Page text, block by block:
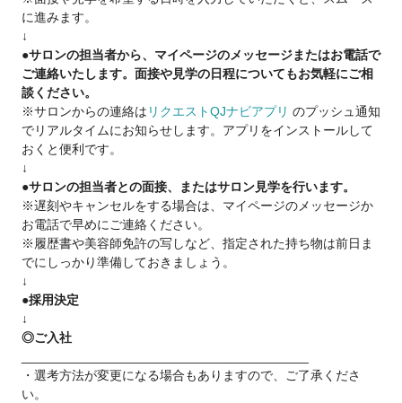
＊トップスタイリスト
報酬95万円／入客220名
＊新人スタイリスト
報酬35万円／入客150名
●賞与年2回（7月／12月）
総指名売上の3％＋業績により還元
●ビューティーアワード常連
●スタッフ定着率96％
●育休実績あり
●土日休みOK
●時短勤務OK
●残業なし
【3ヵ月で売上100万円へ】
顧客がいない方、
マンツーマンに慣れていない方、
デビューしたての方など。
3ヵ月で売上100万円を
達成させていきましょう！
に進みます。
↓
●サロンの担当者から、マイページのメッセージまたはお電話で
ご連絡いたします。面接や見学の日程についてもお気軽にご相
談ください。
※サロンからの連絡は リクエストQJナビアプリ のプッシュ通知
でリアルタイムにお知らせします。アプリをインストールして
おくと便利です。
↓
●サロンの担当者との面接、またはサロン見学を行います。
※遅刻やキャンセルをする場合は、マイページのメッセージか
お電話で早めにご連絡ください。
※履歴書や美容師免許の写しなど、指定された持ち物は前日ま
でにしっかり準備しておきましょう。
↓
●採用決定
↓
◎ご入社
・選考方法が変更になる場合もありますので、ご了承くださ
い。